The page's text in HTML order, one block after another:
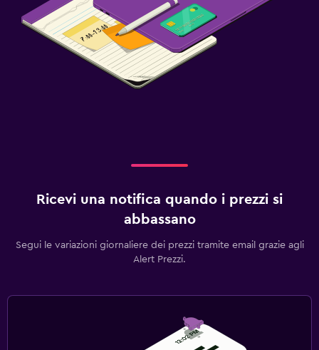
Ricevi una notifica quando i prezzi si
abbassano
Segui le variazioni giornaliere dei prezzi tramite email grazie agli
Alert Prezzi.